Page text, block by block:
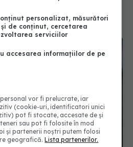
în corp și ce boli grave
personalizat, măsurători
de conținut, cercetarea
serviciilor
accesarea informațiilor de pe
vor fi prelucrate, iar
(cookie-uri, identificatori unici
pot fi stocate, accesate de și
sau pot fi folosite în mod
și partenerii noștri putem folosi
geografică.Lista partenerilor.